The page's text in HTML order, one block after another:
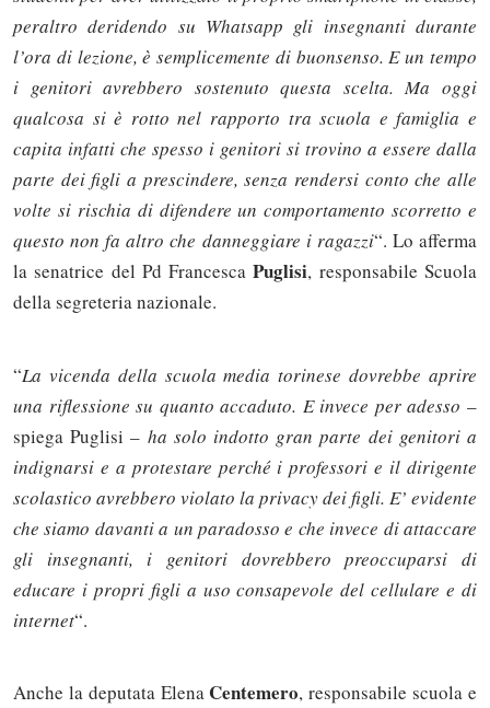
peraltro deridendo su Whatsapp gli insegnanti durante
l’ora di lezione, è semplicemente di buonsenso. E un tempo
i genitori avrebbero sostenuto questa scelta. Ma oggi
qualcosa si è rotto nel rapporto tra scuola e famiglia e
capita infatti che spesso i genitori si trovino a essere dalla
parte dei figli a prescindere, senza rendersi conto che alle
volte si rischia di difendere un comportamento scorretto e
questo non fa altro che danneggiare i ragazzi“. Lo afferma
la senatrice del Pd FrancescaPuglisi, responsabile Scuola
della segreteria nazionale.
“La vicenda della scuola media torinese dovrebbe aprire
una riflessione su quanto accaduto. E invece per adesso –
spiega Puglisi – ha solo indotto gran parte dei genitori a
indignarsi e a protestare perché i professori e il dirigente
scolastico avrebbero violato la privacy dei figli. E’ evidente
che siamo davanti a un paradosso e che invece di attaccare
gli insegnanti, i genitori dovrebbero preoccuparsi di
educare i propri figli a uso consapevole del cellulare e di
internet“.
Anche la deputata Elena Centemero, responsabile scuola e